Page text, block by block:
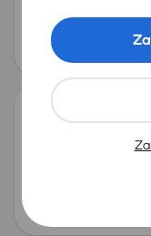
Miesięczna rata
od 74 zł
Taniej o 500 zł